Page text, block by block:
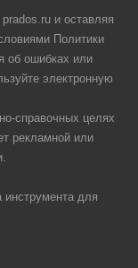
и оставляя
Политики
об ошибках или
электронную
справочных целях
рекламной или
для